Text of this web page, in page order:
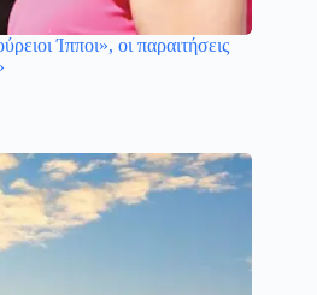
Ίπποι», οι παραιτήσεις